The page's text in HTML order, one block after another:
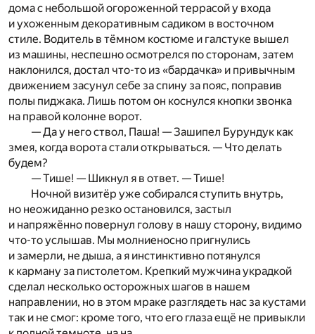
дома с небольшой огороженной террасой у входа
и ухоженным декоративным садиком в восточном
стиле. Водитель в тёмном костюме и галстуке вышел
из машины, неспешно осмотрелся по сторонам, затем
наклонился, достал что-то из «бардачка» и привычным
движением засунул себе за спину за пояс, поправив
полы пиджака. Лишь потом он коснулся кнопки звонка
на правой колонне ворот.
— Да у него ствол, Паша! — Зашипел Бурундук как
змея, когда ворота стали открываться. — Что делать
будем?
— Тише! — Шикнул я в ответ. — Тише!
Ночной визитёр уже собирался ступить внутрь,
но неожиданно резко остановился, застыл
и напряжённо повернул голову в нашу сторону, видимо
что-то услышав. Мы молниеносно пригнулись
и замерли, не дыша, а я инстинктивно потянулся
к карману за пистолетом. Крепкий мужчина украдкой
сделал несколько осторожных шагов в нашем
направлении, но в этом мраке разглядеть нас за кустами
так и не смог: кроме того, что его глаза ещё не привыкли